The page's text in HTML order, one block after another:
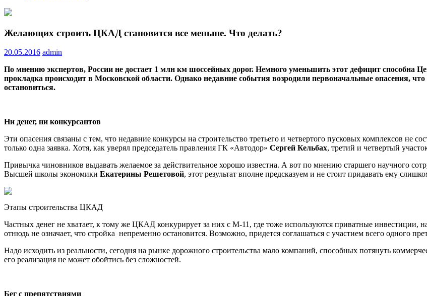
Желающих строить ЦКАД становится все меньше. Что делать?
20.05.2016 admin
По мнению экспертов, России не достает 1 млн км шоссейных дорог. Немного уменьшить этот дефицит способна
прокладка происходит в Московской области. Однако недавние события возродили первоначальные опасения, что
остановиться.
Ни денег, ни конкурсантов
Эти опасения связаны с тем, что недавние конкурсы на строительство третьего и четвертого пусковых комплексов не
только одна заявка. Хотя, как уверял председатель правления ГК «Автодор» Сергей Кельбах, третий и четвертый
Привычка чиновников выдавать желаемое за действительное хорошо известна. А вот по мнению старшего научного
Высшей школы экономики Екатерины Решетовой, этот результат вполне предсказуем и не стоит придавать ему
Этапы строительства ЦКАД
Частных денег не хватает, к тому же ЦКАД конкурирует за них с М-11, где тоже используются приватные инвестиции,
отнюдь не означает, что стройка непременно остановится. Возможно, придется соглашаться с участием всего одного
Надо исходить из реальности, сегодня на рынке дорожного строительства мало компаний, способных потянуть
его реализация не может обойтись без сложностей.
Бег с препятствиями